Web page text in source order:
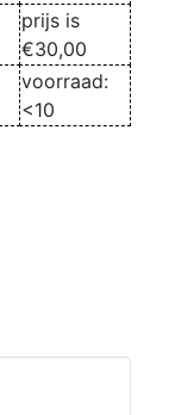
prijs is
€30,00
voorraad:
<10